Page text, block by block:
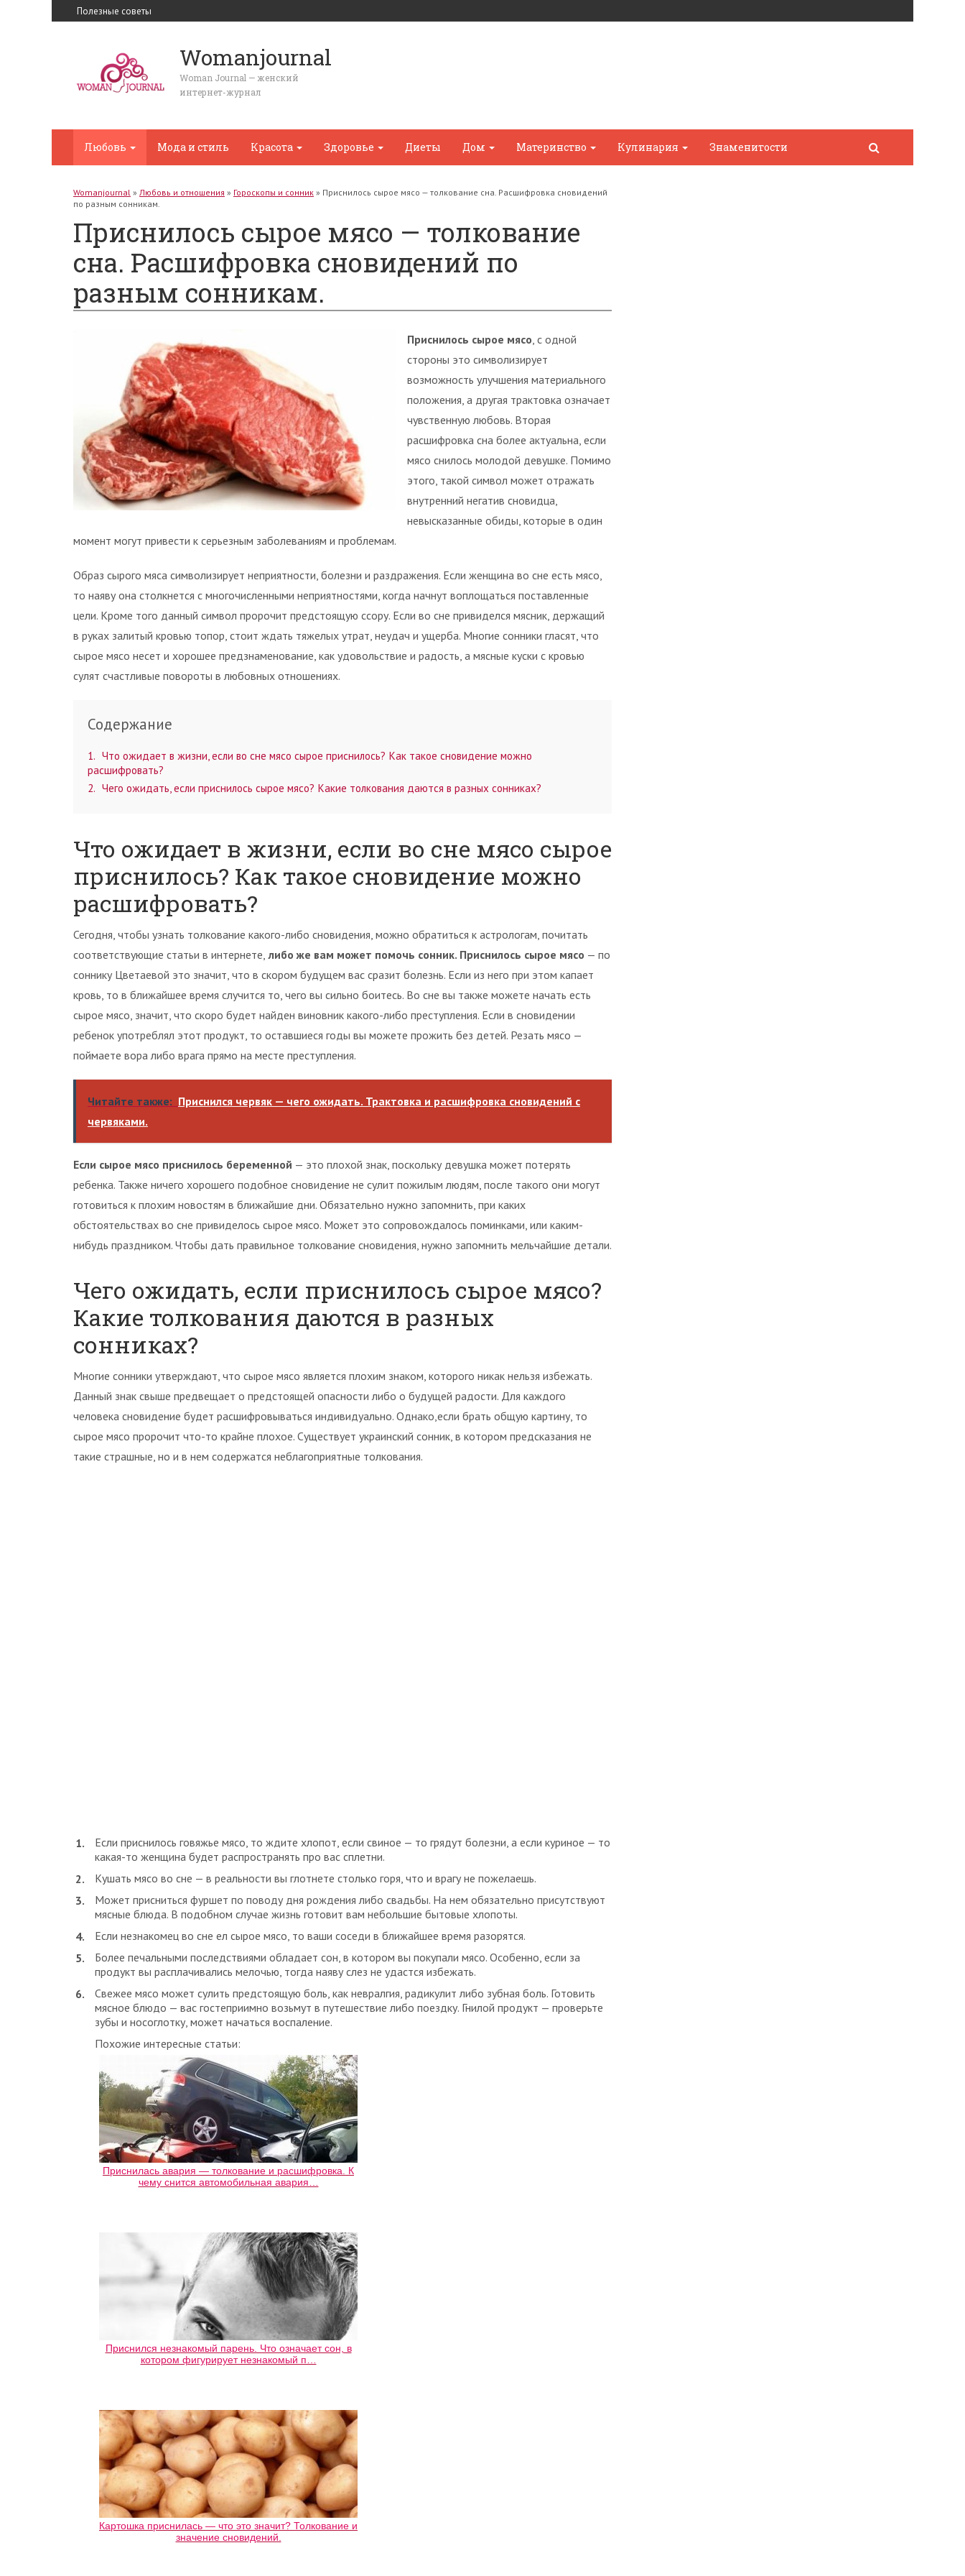
Полезные советы
Womanjournal
Woman Journal — женский
интернет-журнал
Любовь Мода и стиль Красота Здоровье Диеты Дом Материнство Кулинария Знаменитости
Womanjournal » Любовь и отношения » Гороскопы и сонник » Приснилось сырое мясо — толкование сна. Расшифровка сновидений
по разным сонникам.
Приснилось сырое мясо — толкование
сна. Расшифровка сновидений по
разным сонникам.
Приснилось сырое мясо, с одной
стороны это символизирует
возможность улучшения материального
положения, а другая трактовка означает
чувственную любовь. Вторая
расшифровка сна более актуальна, если
мясо снилось молодой девушке. Помимо
этого, такой символ может отражать
внутренний негатив сновидца,
невысказанные обиды, которые в один
момент могут привести к серьезным заболеваниям и проблемам.
Образ сырого мяса символизирует неприятности, болезни и раздражения. Если женщина во сне есть мясо,
то наяву она столкнется с многочисленными неприятностями, когда начнут воплощаться поставленные
цели. Кроме того данный символ пророчит предстоящую ссору. Если во сне привиделся мясник, держащий
в руках залитый кровью топор, стоит ждать тяжелых утрат, неудач и ущерба. Многие сонники гласят, что
сырое мясо несет и хорошее предзнаменование, как удовольствие и радость, а мясные куски с кровью
сулят счастливые повороты в любовных отношениях.
Содержание
1
Что ожидает в жизни, если во сне мясо сырое приснилось? Как такое сновидение можно
расшифровать?
2
Чего ожидать, если приснилось сырое мясо? Какие толкования даются в разных сонниках?
Что ожидает в жизни, если во сне мясо сырое
приснилось? Как такое сновидение можно
расшифровать?
Сегодня, чтобы узнать толкование какого-либо сновидения, можно обратиться к астрологам, почитать
соответствующие статьи в интернете, либо же вам может помочь сонник. Приснилось сырое мясо — по
соннику Цветаевой это значит, что в скором будущем вас сразит болезнь. Если из него при этом капает
кровь, то в ближайшее время случится то, чего вы сильно боитесь. Во сне вы также можете начать есть
сырое мясо, значит, что скоро будет найден виновник какого-либо преступления. Если в сновидении
ребенок употреблял этот продукт, то оставшиеся годы вы можете прожить без детей. Резать мясо —
поймаете вора либо врага прямо на месте преступления.
Читайте также: Приснился червяк — чего ожидать. Трактовка и расшифровка сновидений с
червяками.
Если сырое мясо приснилось беременной — это плохой знак, поскольку девушка может потерять
ребенка. Также ничего хорошего подобное сновидение не сулит пожилым людям, после такого они могут
готовиться к плохим новостям в ближайшие дни. Обязательно нужно запомнить, при каких
обстоятельствах во сне привиделось сырое мясо. Может это сопровождалось поминками, или каким-
нибудь праздником. Чтобы дать правильное толкование сновидения, нужно запомнить мельчайшие детали.
Чего ожидать, если приснилось сырое мясо?
Какие толкования даются в разных
сонниках?
Многие сонники утверждают, что сырое мясо является плохим знаком, которого никак нельзя избежать.
Данный знак свыше предвещает о предстоящей опасности либо о будущей радости. Для каждого
человека сновидение будет расшифровываться индивидуально. Однако,если брать общую картину, то
сырое мясо пророчит что-то крайне плохое. Существует украинский сонник, в котором предсказания не
такие страшные, но и в нем содержатся неблагоприятные толкования.
Если приснилось говяжье мясо, то ждите хлопот, если свиное — то грядут болезни, а если куриное — то
какая-то женщина будет распространять про вас сплетни.
Кушать мясо во сне — в реальности вы глотнете столько горя, что и врагу не пожелаешь.
Может присниться фуршет по поводу дня рождения либо свадьбы. На нем обязательно присутствуют
мясные блюда. В подобном случае жизнь готовит вам небольшие бытовые хлопоты.
Если незнакомец во сне ел сырое мясо, то ваши соседи в ближайшее время разорятся.
Более печальными последствиями обладает сон, в котором вы покупали мясо. Особенно, если за
продукт вы расплачивались мелочью, тогда наяву слез не удастся избежать.
Свежее мясо может сулить предстоящую боль, как невралгия, радикулит либо зубная боль. Готовить
мясное блюдо — вас гостеприимно возьмут в путешествие либо поездку. Гнилой продукт — проверьте
зубы и носоглотку, может начаться воспаление.
Похожие интересные статьи:
Приснилась авария — толкование и расшифровка. К
чему снится автомобильная авария…
Приснился незнакомый парень. Что означает сон, в
котором фигурирует незнакомый п…
Картошка приснилась — что это значит? Толкование и
значение сновидений.